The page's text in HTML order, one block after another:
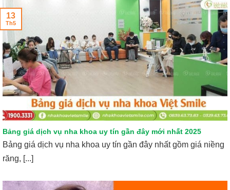
Bảng giá dịch vụ nha khoa uy tín gần đây mới nhất 2025
Bảng giá dịch vụ nha khoa uy tín gần đây nhất gồm giá niềng
răng, [...]
13
Th5